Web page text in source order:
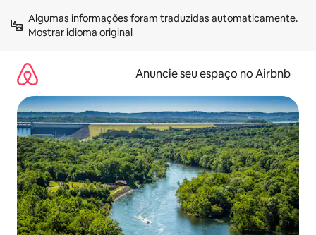
para
Mostrar idioma original
Anuncie seu espaço no Airbnb